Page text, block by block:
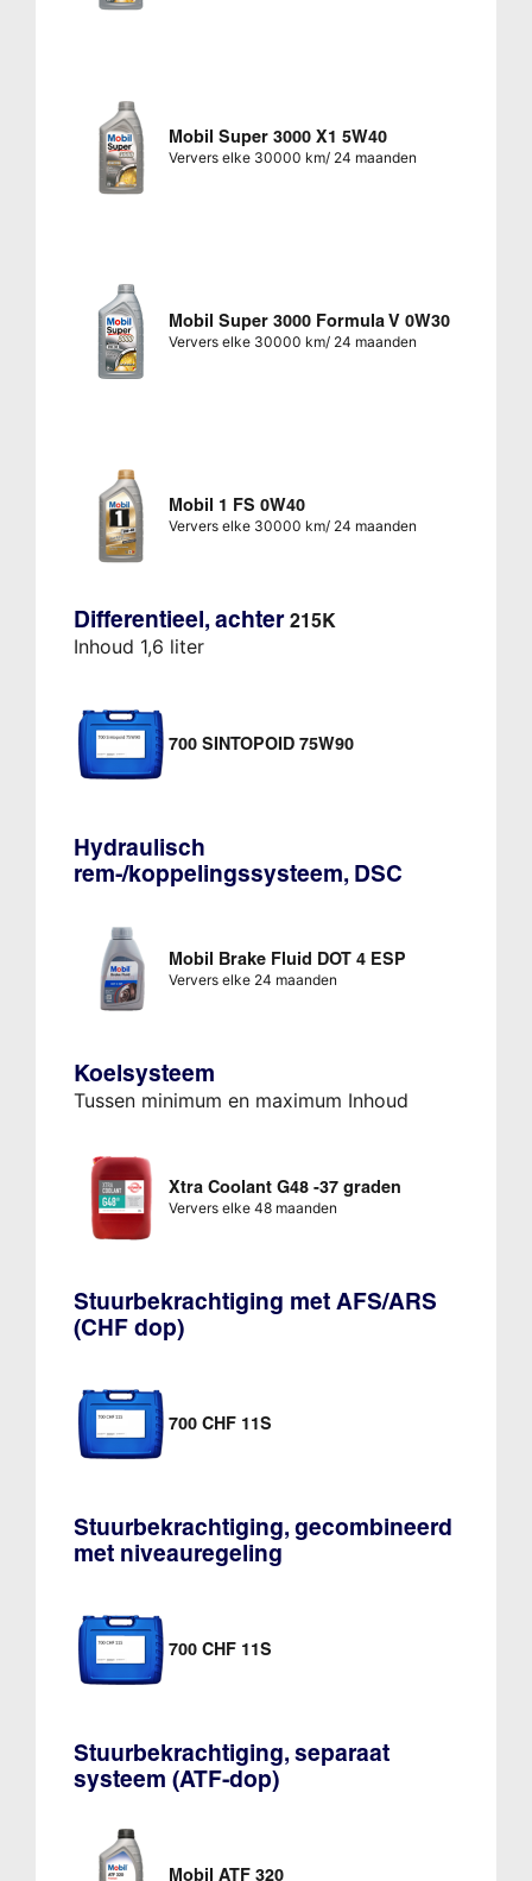
Mobil Super 3000 X1 5W40
Ververs elke 30000 km/ 24 maanden
Mobil Super 3000 Formula V 0W30
Ververs elke 30000 km/ 24 maanden
Mobil 1 FS 0W40
Ververs elke 30000 km/ 24 maanden
Differentieel, achter 215K
Inhoud 1,6 liter
700 SINTOPOID 75W90
Hydraulisch
rem-/koppelingssysteem, DSC
Mobil Brake Fluid DOT 4 ESP
Ververs elke 24 maanden
Koelsysteem
Tussen minimum en maximum Inhoud
Xtra Coolant G48 -37 graden
Ververs elke 48 maanden
Stuurbekrachtiging met AFS/ARS
(CHF dop)
700 CHF 11S
Stuurbekrachtiging, gecombineerd
met niveauregeling
700 CHF 11S
Stuurbekrachtiging, separaat
systeem (ATF-dop)
Mobil ATF 320